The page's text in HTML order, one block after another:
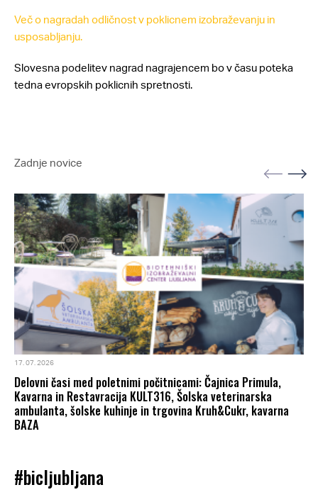
Več o nagradah odličnost v poklicnem izobraževanju in
usposabljanju.
Slovesna podelitev nagrad nagrajencem bo v času poteka
tedna evropskih poklicnih spretnosti.
Zadnje novice
17. 07. 2026
Delovni časi med poletnimi počitnicami: Čajnica Primula,
Kavarna in Restavracija KULT316, Šolska veterinarska
ambulanta, šolske kuhinje in trgovina Kruh&Cukr, kavarna
BAZA
#bicljubljana